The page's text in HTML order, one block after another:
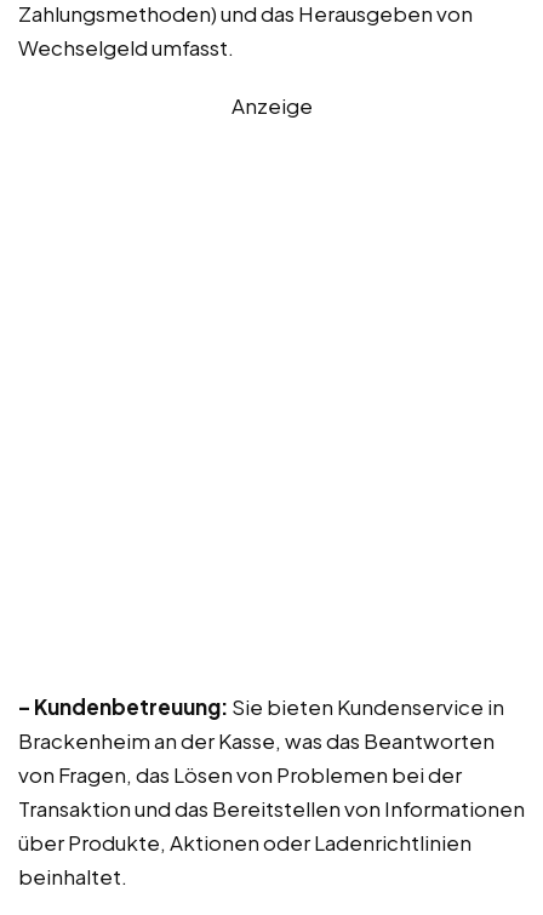
Zahlungsmethoden) und das Herausgeben von
Wechselgeld umfasst.
Anzeige
– Kundenbetreuung: Sie bieten Kundenservice in
Brackenheim an der Kasse, was das Beantworten
von Fragen, das Lösen von Problemen bei der
Transaktion und das Bereitstellen von Informationen
über Produkte, Aktionen oder Ladenrichtlinien
beinhaltet.